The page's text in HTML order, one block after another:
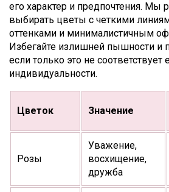
его характер и предпочтения. Мы
выбирать цветы с четкими
оттенками и минималистичным
Избегайте излишней пышности и
если только это не соответствует
индивидуальности.
Цветок Значение
Розы
Уважение,
восхищение,
дружба